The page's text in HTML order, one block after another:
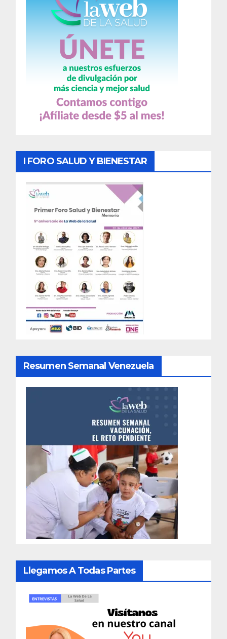
I FORO SALUD Y BIENESTAR
Resumen Semanal Venezuela
Llegamos A Todas Partes